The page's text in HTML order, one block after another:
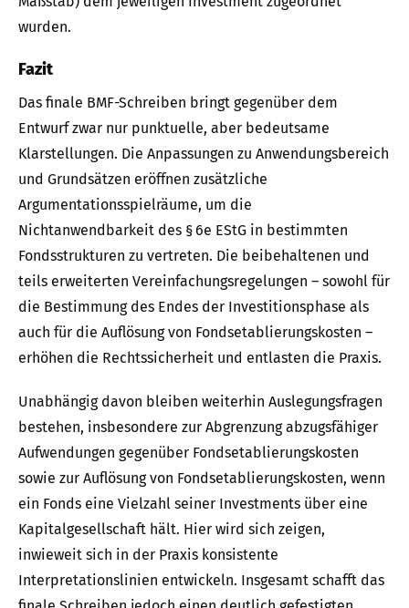
wurden.
Fazit
Das finale BMF-Schreiben bringt gegenüber dem
Entwurf zwar nur punktuelle, aber bedeutsame
Klarstellungen. Die Anpassungen zu Anwendungsbereich
und Grundsätzen eröffnen zusätzliche
Argumentationsspielräume, um die
Nichtanwendbarkeit des § 6e EStG in bestimmten
Fondsstrukturen zu vertreten. Die beibehaltenen und
teils erweiterten Vereinfachungsregelungen – sowohl für
die Bestimmung des Endes der Investitionsphase als
auch für die Auflösung von Fondsetablierungskosten –
erhöhen die Rechtssicherheit und entlasten die Praxis.
Unabhängig davon bleiben weiterhin Auslegungsfragen
bestehen, insbesondere zur Abgrenzung abzugsfähiger
Aufwendungen gegenüber Fondsetablierungskosten
sowie zur Auflösung von Fondsetablierungskosten, wenn
ein Fonds eine Vielzahl seiner Investments über eine
Kapitalgesellschaft hält. Hier wird sich zeigen,
inwieweit sich in der Praxis konsistente
Interpretationslinien entwickeln. Insgesamt schafft das